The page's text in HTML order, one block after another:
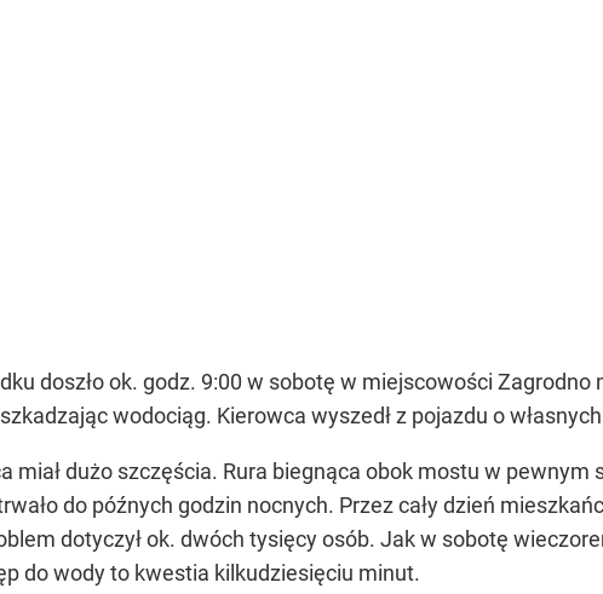
doszło ok. godz. 9:00 w sobotę w miejscowości Zagrodno
wodociąg. Kierowca wyszedł z pojazdu o własnych
miał dużo szczęścia. Rura biegnąca obok mostu w
do późnych godzin nocnych. Przez cały dzień
dotyczył ok. dwóch tysięcy osób. Jak w sobotę
do wody to kwestia kilkudziesięciu minut.